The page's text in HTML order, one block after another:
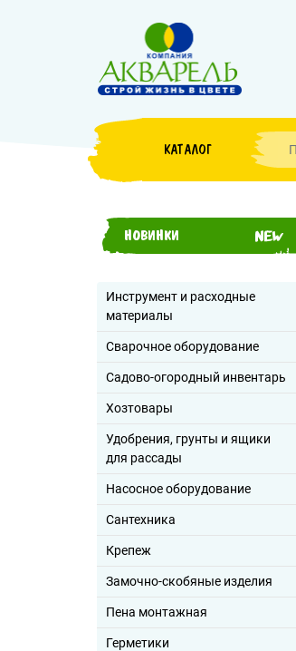
КАТАЛОГ
НОВИНКИ
Инструмент и расходные
материалы
Сварочное оборудование
Садово-огородный инвентарь
Хозтовары
Удобрения, грунты и ящики
для рассады
Насосное оборудование
Сантехника
Крепеж
Замочно-скобяные изделия
Пена монтажная
Герметики